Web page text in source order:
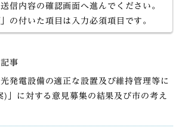
信内容の確認画面へ進んでください。
の付いた項目は入力必須項目です。
事
光発電設備の適正な設置及び維持管理等に
)」に対する意見募集の結果及び市の考え